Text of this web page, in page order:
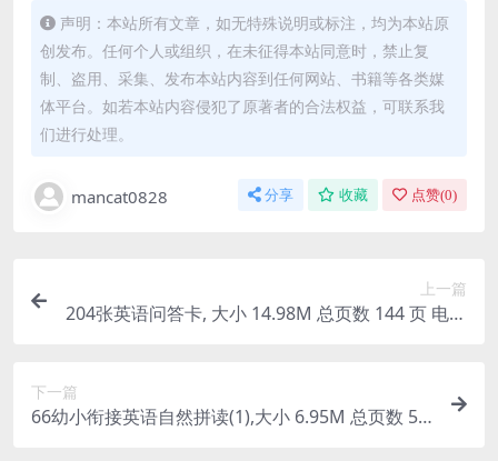
声明：本站所有文章，如无特殊说明或标注，均为本站原
创发布。任何个人或组织，在未征得本站同意时，禁止复
制、盗用、采集、发布本站内容到任何网站、书籍等各类媒
体平台。如若本站内容侵犯了原著者的合法权益，可联系我
们进行处理。
mancat0828 分享 收藏 点赞(0)
上一篇
204张英语问答卡, 大小 14.98M 总页数 144 页 电子
下一篇
66幼小衔接英语自然拼读(1),大小 6.95M 总页数 55